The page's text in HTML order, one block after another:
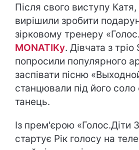
Після свого виступу
вирішили зробити
зірковому тренеру
MONATIKу. Дівчата з тріо
попросили популярного
заспівати пісню
станцювали під його соло
танець.
Із прем'єрою «Голос.Діти
стартує Рік голосу на